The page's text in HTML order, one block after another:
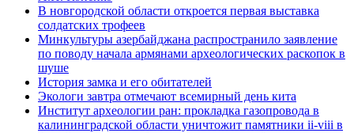
В новгородской области откроется первая выставка
солдатских трофеев
Минкультуры азеpбайджана распространило заявление
по поводу начала аpмянами археологических раскопок в
шуше
История замка и его обитателей
Экологи завтра отмечают всемирный день кита
Институт археологии ран: прокладка газопровода в
калининградской области уничтожит памятники ii-viii в